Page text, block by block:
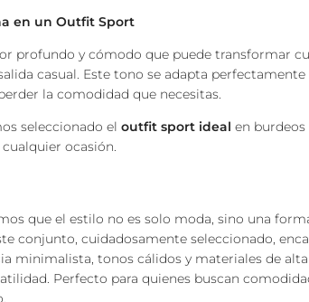
en un Outfit Sport
profundo y cómodo que puede transformar
casual. Este tono se adapta
la comodidad que necesitas.
seleccionado el outfit sport ideal en burdeos
ocasión.
que el estilo no es solo moda, sino una
conjunto, cuidadosamente seleccionado,
minimalista, tonos cálidos y materiales de
Perfecto para quienes buscan